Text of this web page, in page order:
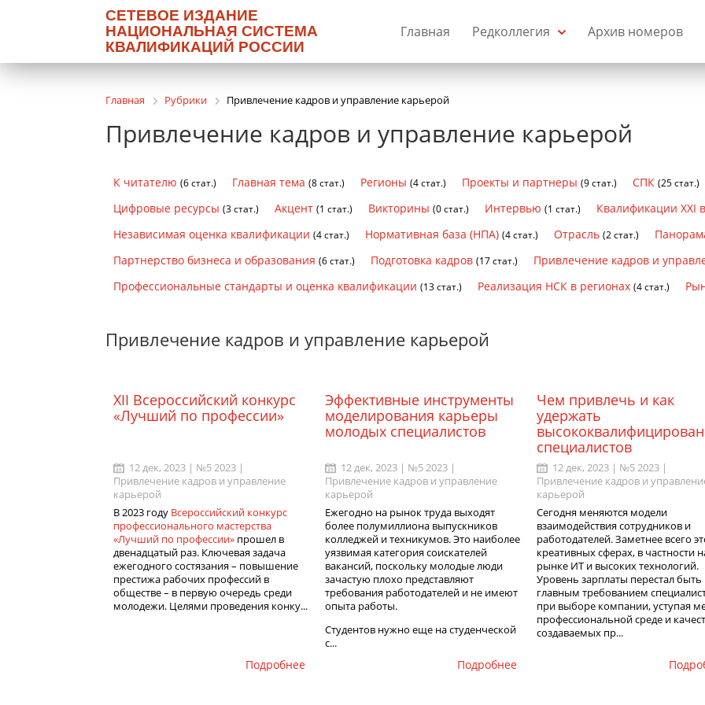
СЕТЕВОЕ ИЗДАНИЕ
НАЦИОНАЛЬНАЯ СИСТЕМА
КВАЛИФИКАЦИЙ РОССИИ
Главная Редколлегия Архив номеров
Главная Рубрики Привлечение кадров и управление карьерой
Привлечение кадров и управление карьерой
К читателю (6 стат.) Главная тема (8 стат.) Регионы (4 стат.) Проекты и партнеры (9 стат.) СПК (25 стат.)
Цифровые ресурсы (3 стат.) Акцент (1 стат.) Викторины (0 стат.) Интервью (1 стат.) Квалификации XXI
Независимая оценка квалификации (4 стат.) Нормативная база (НПА) (4 стат.) Отрасль (2 стат.)
Партнерство бизнеса и образования (6 стат.) Подготовка кадров (17 стат.) Привлечение кадров и
Профессиональные стандарты и оценка квалификации (13 стат.) Реализация НСК в регионах (4 стат.)
Привлечение кадров и управление карьерой
XII Всероссийский конкурс
«Лучший по профессии»
12 дек, 2023 | №5 2023 |
Привлечение кадров и управление
карьерой
В 2023 году Всероссийский конкурс
профессионального мастерства
«Лучший по профессии» прошел в
двенадцатый раз. Ключевая задача
ежегодного состязания – повышение
престижа рабочих профессий в
обществе – в первую очередь среди
молодежи. Целями проведения конку...
Подробнее
Эффективные инструменты
моделирования карьеры
молодых специалистов
12 дек, 2023 | №5 2023 |
Привлечение кадров и управление
карьерой
Ежегодно на рынок труда выходят
более полумиллиона выпускников
колледжей и техникумов. Это наиболее
уязвимая категория соискателей
вакансий, поскольку молодые люди
зачастую плохо представляют
требования работодателей и не имеют
опыта работы.
Студентов нужно еще на студенческой
с...
Подробнее
Чем привлечь и как
удержать
специалистов
12 дек, 2023 | №5 2023 |
Привлечение кадров и
карьерой
Сегодня меняются модели
взаимодействия сотрудников и
работодателей. Заметнее всего
креативных сферах, в частности
рынке ИТ и высоких технологий.
Уровень зарплаты перестал быть
главным требованием
при выборе компании, уступая
профессиональной среде и
создаваемых пр...